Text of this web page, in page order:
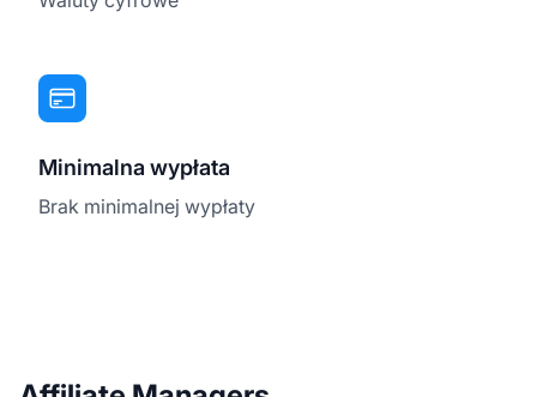
Minimalna wypłata
Brak minimalnej wypłaty